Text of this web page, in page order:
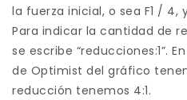
la fuerza inicial, o sea F1 / 4,
Para indicar la cantidad de
se escribe “reducciones:1”.
de Optimist del gráfico
reducción tenemos 4:1.